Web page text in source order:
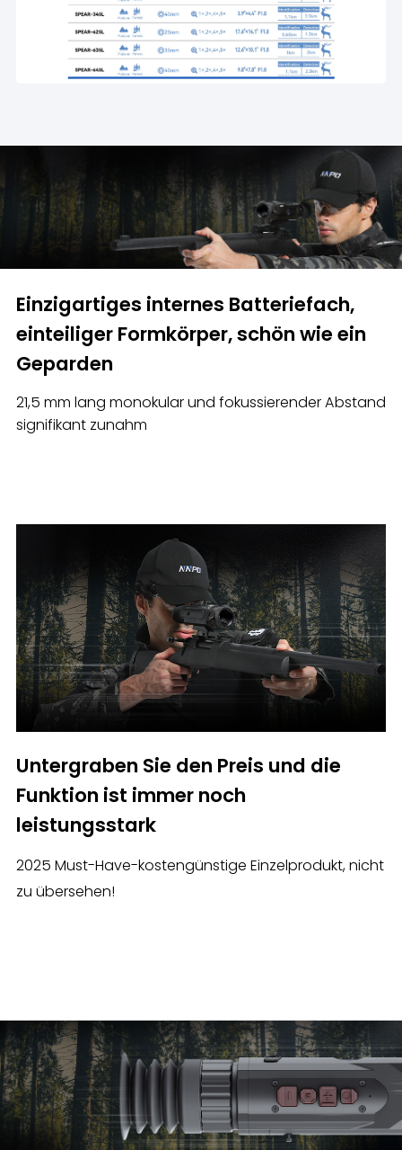
Einzigartiges internes Batteriefach,
einteiliger Formkörper, schön wie ein
Geparden
21,5 mm lang monokular und fokussierender Abstand
signifikant zunahm
Untergraben Sie den Preis und die
Funktion ist immer noch
leistungsstark
2025 Must-Have-kostengünstige Einzelprodukt, nicht
zu übersehen!